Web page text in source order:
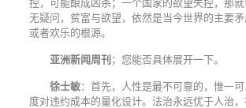
无疑问，贫富与欲望，依然是当今世界的主要
或者欢乐的根源。
亚洲新闻周刊；您能否具体展开一下。
徐士敏：首先，人性是最不可靠的，惟一
度对违约成本的量化设计。法治永远优于人治